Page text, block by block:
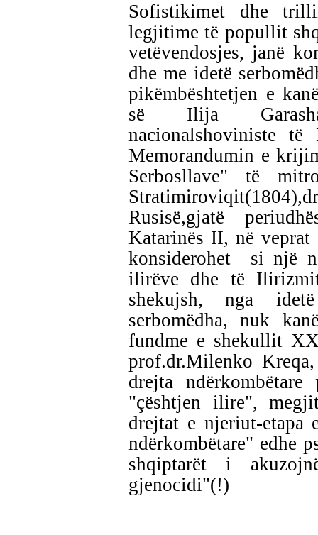
Sofistikimet dhe
legjitime të popullit
vetëvendosjes, janë
dhe me idetë
pikëmbështetjen e
së Ilija
nacionalshoviniste
Memorandumin e
Serbosllave" të
Rusisë,gjatë
Katarinës II, në
konsiderohet si një
ilirëve dhe të
shekujsh, nga
serbomëdha, nuk
fundme e shekullit
prof.dr.Milenko
drejta
"çështjen ilire",
drejtat e njeriut-etapa
ndërkombëtare" edhe
shqiptarët i
gjenocidi"(!)